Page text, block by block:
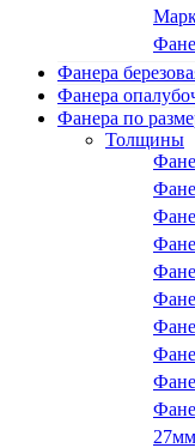
Фанера
Фанера
Фанера по
Толщины